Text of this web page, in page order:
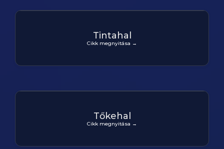
Tintahal
Cikk megnyitása →
Tőkehal
Cikk megnyitása →